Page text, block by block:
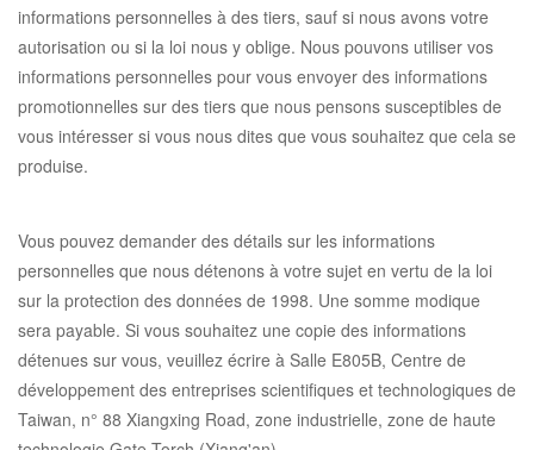
informations personnelles à des tiers, sauf si nous avons votre
autorisation ou si la loi nous y oblige. Nous pouvons utiliser vos
informations personnelles pour vous envoyer des informations
promotionnelles sur des tiers que nous pensons susceptibles de
vous intéresser si vous nous dites que vous souhaitez que cela se
produise.
Vous pouvez demander des détails sur les informations
personnelles que nous détenons à votre sujet en vertu de la loi
sur la protection des données de 1998. Une somme modique
sera payable. Si vous souhaitez une copie des informations
détenues sur vous, veuillez écrire à Salle E805B, Centre de
développement des entreprises scientifiques et technologiques de
Taiwan, n° 88 Xiangxing Road, zone industrielle, zone de haute